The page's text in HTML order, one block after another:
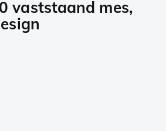
vaststaand mes,